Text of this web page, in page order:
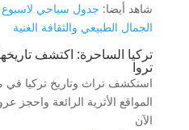
شاهد أيضا: جدول سياحي
الجمال الطبيعي والثقافة الغنية
تركيا الساحرة: اكتشف
تروا
استكشف تراث وتاريخ تركيا في
المواقع الأثرية الرائعة واحجز
الآن